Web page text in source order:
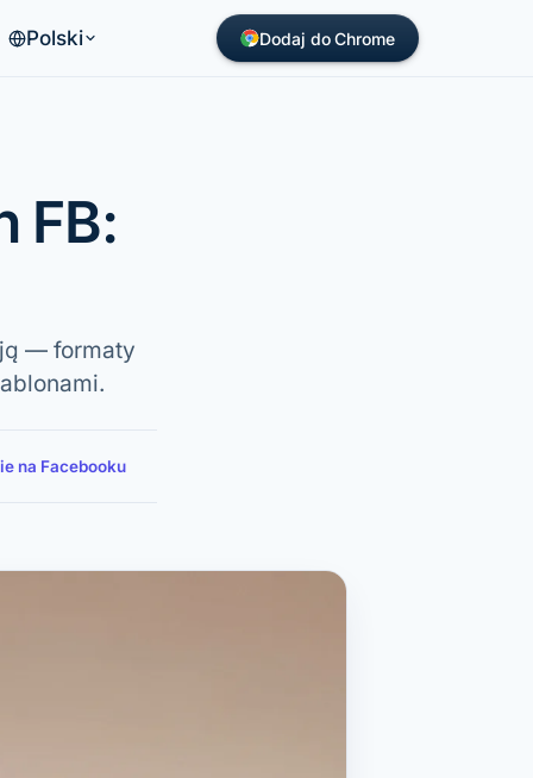
Polski Dodaj do Chrome
FB:
— formaty
na Facebooku